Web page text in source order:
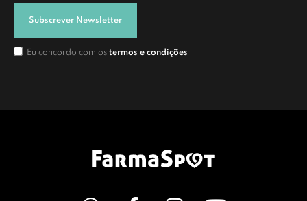
Subscrever Newsletter
Eu concordo com os termos e condições